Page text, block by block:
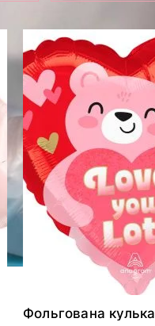
Фольгована кулька